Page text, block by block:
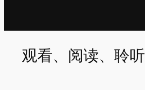
观看、阅读、聆听